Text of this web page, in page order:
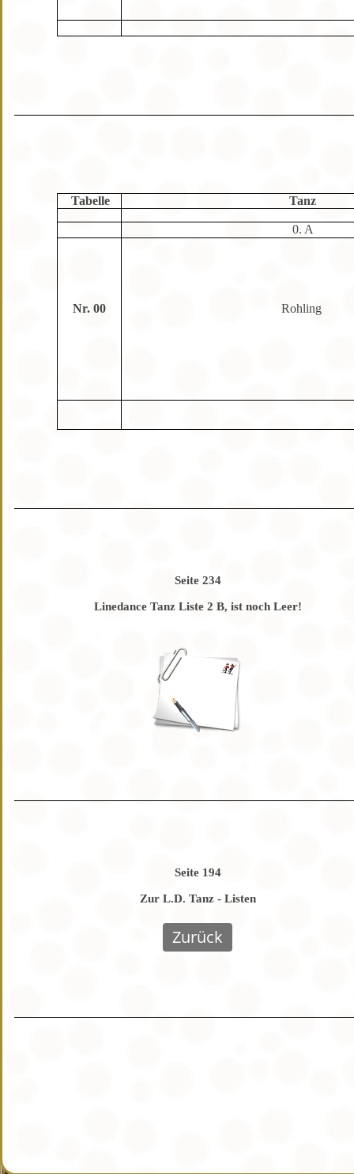
Tabelle Tanz
0. A
Nr. 00 Rohling
Seite 234
Linedance Tanz Liste 2 B, ist noch Leer!
Seite 194
Zur L.D. Tanz - Listen
Zurück